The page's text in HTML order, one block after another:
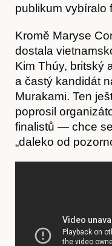
publikum vybíralo
Kromě Maryse
dostala
Kim Thúy, britský
a častý kandidát
Murakami. Ten
poprosil
finalistů — chce
„daleko od